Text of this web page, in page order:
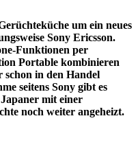
um ein neues
Sony Ericsson.
Funktionen per
Portable kombinieren
schon in den Handel
seitens Sony gibt es
mit einer
noch weiter angeheizt.